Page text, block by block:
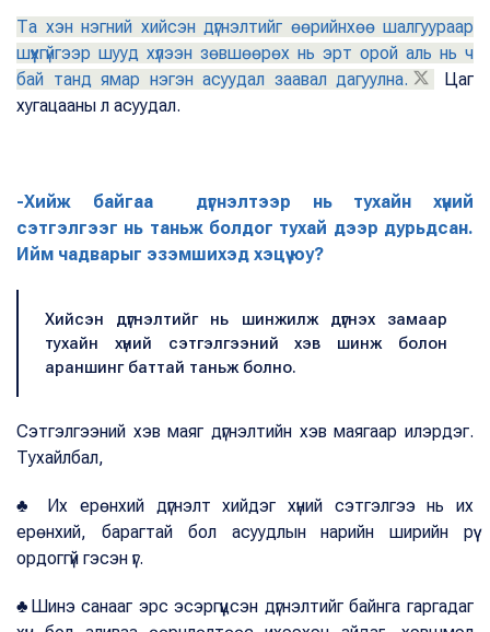
Та хэн нэгний хийсэн дүгнэлтийг өөрийнхөө шалгуураар
шүүхгүйгээр шууд хүлээн зөвшөөрөх нь эрт орой аль нь ч
бай танд ямар нэгэн асуудал заавал дагуулна.
Цаг
хугацааны л асуудал.
-Хийж байгаа дүгнэлтээр нь тухайн хүний
сэтгэлгээг нь таньж болдог тухай дээр дурьдсан.
Ийм чадварыг эзэмшихэд хэцүү юу?
Хийсэн дүгнэлтийг нь шинжилж дүгнэх замаар
тухайн хүний сэтгэлгээний хэв шинж болон
араншинг баттай таньж болно.
Сэтгэлгээний хэв маяг дүгнэлтийн хэв маягаар илэрдэг.
Тухайлбал,
♣ Их ерөнхий дүгнэлт хийдэг хүний сэтгэлгээ нь их
ерөнхий, барагтай бол асуудлын нарийн ширийн рүү
ордоггүй гэсэн үг.
♣Шинэ санааг эрс эсэргүүцсэн дүгнэлтийг байнга гаргадаг